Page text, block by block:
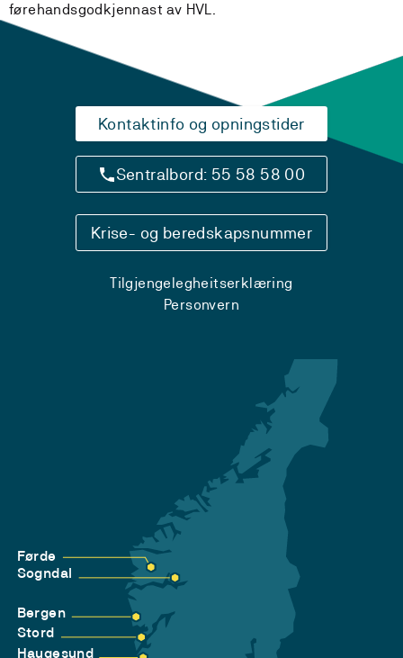
førehandsgodkjennast av HVL.
Kontaktinfo og opningstider
Sentralbord: 55 58 58 00
Krise- og beredskapsnummer
Tilgjengelegheitserklæring
Personvern
Førde
Sogndal
Bergen
Stord
Haugesund